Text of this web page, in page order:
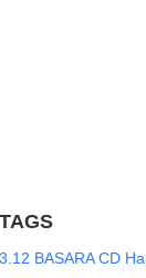
TAGS
3.12 BASARA CD